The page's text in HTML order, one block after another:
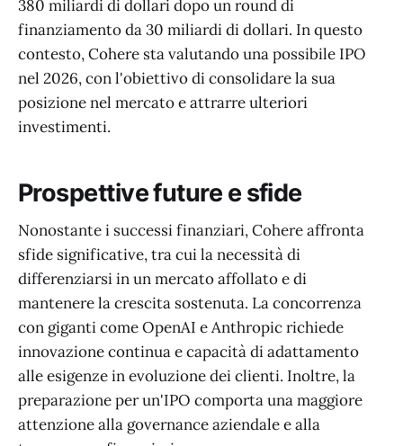
380 miliardi di dollari dopo un round di
finanziamento da 30 miliardi di dollari. In questo
contesto, Cohere sta valutando una possibile IPO
nel 2026, con l'obiettivo di consolidare la sua
posizione nel mercato e attrarre ulteriori
investimenti.
Prospettive future e sfide
Nonostante i successi finanziari, Cohere affronta
sfide significative, tra cui la necessità di
differenziarsi in un mercato affollato e di
mantenere la crescita sostenuta. La concorrenza
con giganti come OpenAI e Anthropic richiede
innovazione continua e capacità di adattamento
alle esigenze in evoluzione dei clienti. Inoltre, la
preparazione per un'IPO comporta una maggiore
attenzione alla governance aziendale e alla